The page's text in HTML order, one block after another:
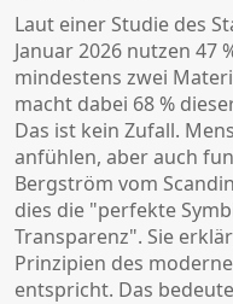
Laut einer Studie des
Januar 2026 nutzen 47
mindestens zwei
macht dabei 68 %
Das ist kein Zufall.
anfühlen, aber auch
Bergström vom
dies die "perfekte
Transparenz". Sie
Prinzipien des
entspricht. Das